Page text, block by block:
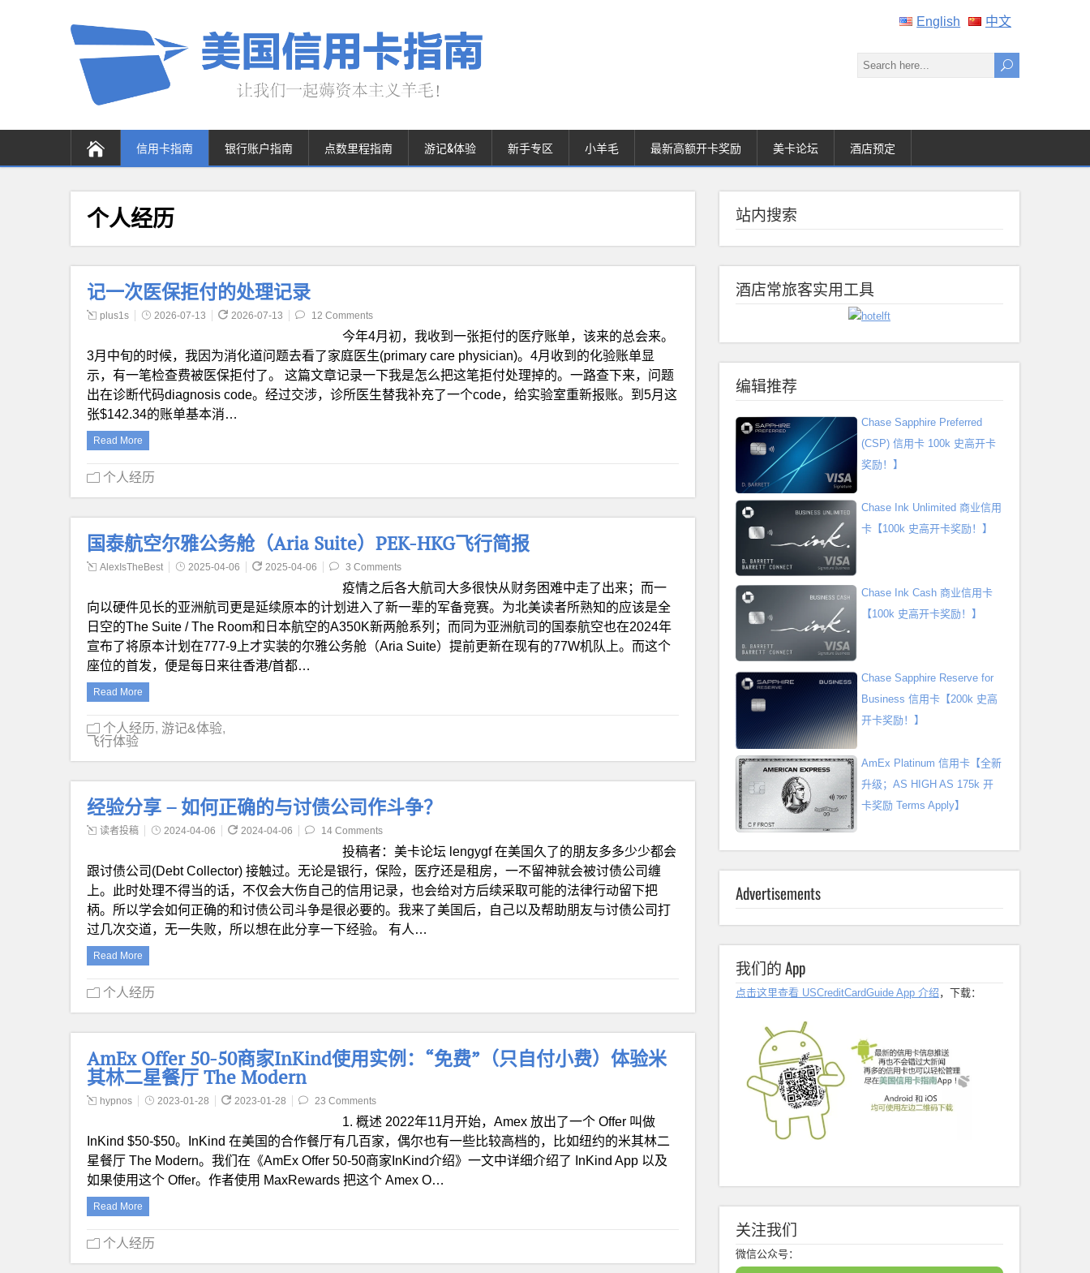
English 中文
信用卡指南 银行账户指南 点数里程指南 游记&体验 新手专区 小羊毛 最新高额开卡奖励 美卡论坛 酒店预定
个人经历
记一次医保拒付的处理记录
plus1s 2026-07-13 2026-07-13 12 Comments
今年4月初，我收到一张拒付的医疗账单，该来的总会来。
3月中旬的时候，我因为消化道问题去看了家庭医生(primary care physician)。4月收到的化验账单显
示，有一笔检查费被医保拒付了。 这篇文章记录一下我是怎么把这笔拒付处理掉的。一路查下来，问题
出在诊断代码diagnosis code。经过交涉，诊所医生替我补充了一个code，给实验室重新报账。到5月这
张$142.34的账单基本消…
Read More
个人经历
国泰航空尔雅公务舱（Aria Suite）PEK-HKG飞行简报
AlexIsTheBest 2025-04-06 2025-04-06 3 Comments
疫情之后各大航司大多很快从财务困难中走了出来；而一
向以硬件见长的亚洲航司更是延续原本的计划进入了新一辈的军备竞赛。为北美读者所熟知的应该是全
日空的The Suite / The Room和日本航空的A350K新两舱系列；而同为亚洲航司的国泰航空也在2024年
宣布了将原本计划在777-9上才实装的尔雅公务舱（Aria Suite）提前更新在现有的77W机队上。而这个
座位的首发，便是每日来往香港/首都…
Read More
个人经历, 游记&体验,
飞行体验
经验分享 – 如何正确的与讨债公司作斗争？
读者投稿 2024-04-06 2024-04-06 14 Comments
投稿者：美卡论坛 lengygf 在美国久了的朋友多多少少都会
跟讨债公司(Debt Collector) 接触过。无论是银行，保险，医疗还是租房，一不留神就会被讨债公司缠
上。此时处理不得当的话，不仅会大伤自己的信用记录，也会给对方后续采取可能的法律行动留下把
柄。所以学会如何正确的和讨债公司斗争是很必要的。我来了美国后，自己以及帮助朋友与讨债公司打
过几次交道，无一失败，所以想在此分享一下经验。 有人…
Read More
个人经历
AmEx Offer 50-50商家InKind使用实例：“免费”（只自付小费）体验米
其林二星餐厅 The Modern
hypnos 2023-01-28 2023-01-28 23 Comments
1. 概述 2022年11月开始，Amex 放出了一个 Offer 叫做
InKind $50-$50。InKind 在美国的合作餐厅有几百家，偶尔也有一些比较高档的，比如纽约的米其林二
星餐厅 The Modern。我们在《AmEx Offer 50-50商家InKind介绍》一文中详细介绍了 InKind App 以及
如果使用这个 Offer。作者使用 MaxRewards 把这个 Amex O…
Read More
个人经历
站内搜索
酒店常旅客实用工具
编辑推荐
Chase Sapphire Preferred
(CSP) 信用卡 100k 史高开卡
奖励！】
Chase Ink Unlimited 商业信用
卡【100k 史高开卡奖励！】
Chase Ink Cash 商业信用卡
【100k 史高开卡奖励！】
Chase Sapphire Reserve for
Business 信用卡【200k 史高
开卡奖励！】
AmEx Platinum 信用卡【全新
升级；AS HIGH AS 175k 开
卡奖励 Terms Apply】
Advertisements
我们的 App
点击这里查看 USCreditCardGuide App 介绍 ，下载：
关注我们
微信公众号：